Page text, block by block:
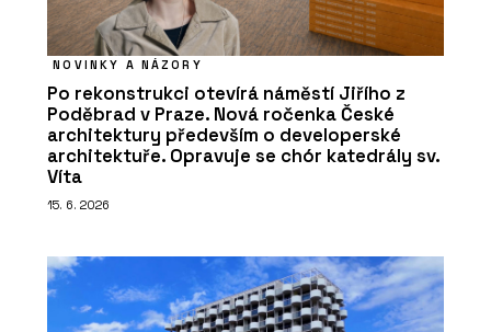
NOVINKY A NÁZORY
Po rekonstrukci otevírá náměstí Jiřího z
Poděbrad v Praze. Nová ročenka České
architektury především o developerské
architektuře. Opravuje se chór katedrály sv.
Víta
15. 6. 2026